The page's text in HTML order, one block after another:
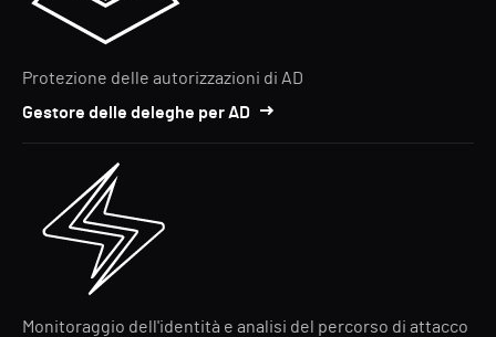
Protezione delle autorizzazioni di AD
Gestore delle deleghe per AD
Monitoraggio dell'identità e analisi del percorso di attacco